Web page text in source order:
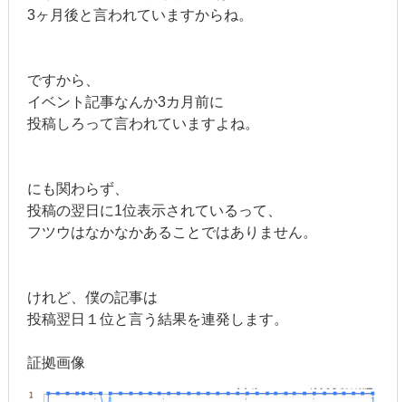
3ヶ月後と言われていますからね。
ですから、
イベント記事なんか3カ月前に
投稿しろって言われていますよね。
にも関わらず、
投稿の翌日に1位表示されているって、
フツウはなかなかあることではありません。
けれど、僕の記事は
投稿翌日１位と言う結果を連発します。
証拠画像